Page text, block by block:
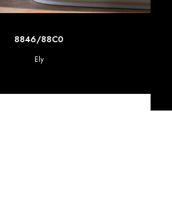
SCOPRI DI PIU'
8846/88C0
Ely